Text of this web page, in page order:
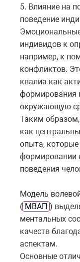
5. Влияние на
поведение
индивидов к
например, к
конфликтов.
квалиа как
формирования
окружающую
Таким образом,
как
опыта,
формировании
поведения
Модель
( МВАП )
ментальных
качеств
аспектам.
Основные